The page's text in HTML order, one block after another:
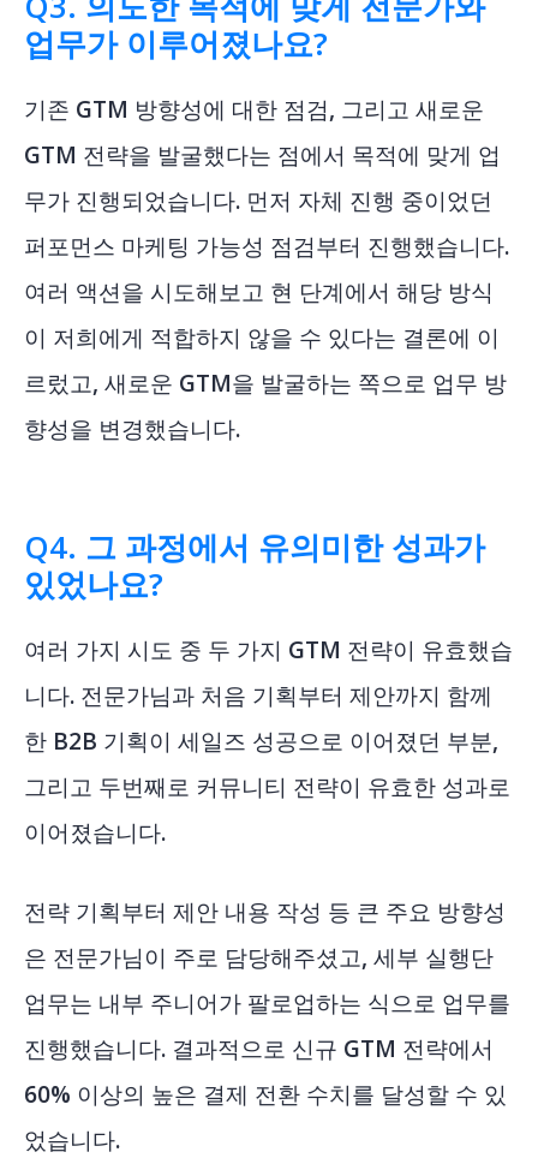
업무가 이루어졌나요?
기존 GTM 방향성에 대한 점검, 그리고 새로운
GTM 전략을 발굴했다는 점에서 목적에 맞게 업
무가 진행되었습니다. 먼저 자체 진행 중이었던
퍼포먼스 마케팅 가능성 점검부터 진행했습니다.
여러 액션을 시도해보고 현 단계에서 해당 방식
이 저희에게 적합하지 않을 수 있다는 결론에 이
르렀고, 새로운 GTM을 발굴하는 쪽으로 업무 방
향성을 변경했습니다.
Q4. 그 과정에서 유의미한 성과가
있었나요?
여러 가지 시도 중 두 가지 GTM 전략이 유효했습
니다. 전문가님과 처음 기획부터 제안까지 함께
한 B2B 기획이 세일즈 성공으로 이어졌던 부분,
그리고 두번째로 커뮤니티 전략이 유효한 성과로
이어졌습니다.
전략 기획부터 제안 내용 작성 등 큰 주요 방향성
은 전문가님이 주로 담당해주셨고, 세부 실행단
업무는 내부 주니어가 팔로업하는 식으로 업무를
진행했습니다. 결과적으로 신규 GTM 전략에서
60% 이상의 높은 결제 전환 수치를 달성할 수 있
었습니다.